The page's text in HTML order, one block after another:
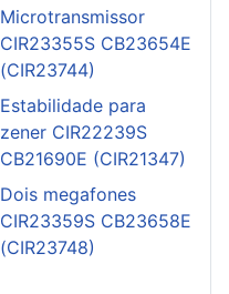
Microtransmissor
CIR23355S CB23654E
(CIR23744)
Estabilidade para
zener CIR22239S
CB21690E (CIR21347)
Dois megafones
CIR23359S CB23658E
(CIR23748)